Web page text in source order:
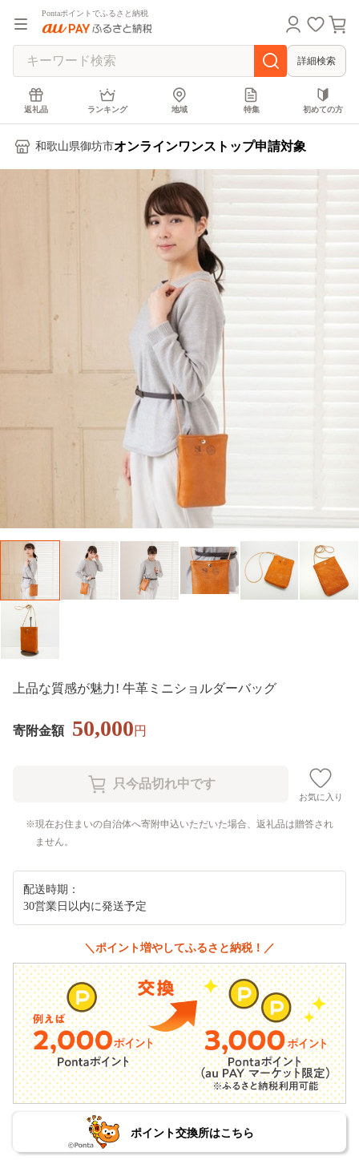
Pontaポイントでふるさと納税
詳細検索
返礼品 ランキング 地域 特集 初めての方
和歌山県御坊市オンラインワンストップ申請対象
上品な質感が魅力! 牛革ミニショルダーバッグ
寄附金額 50,000円
お気に入り
現在お住まいの自治体へ寄附申込いただいた場合、返礼品は贈答され
ません。
配送時期：
30営業日以内に発送予定
＼ポイント増やしてふるさと納税！／
ポイント交換所はこちら